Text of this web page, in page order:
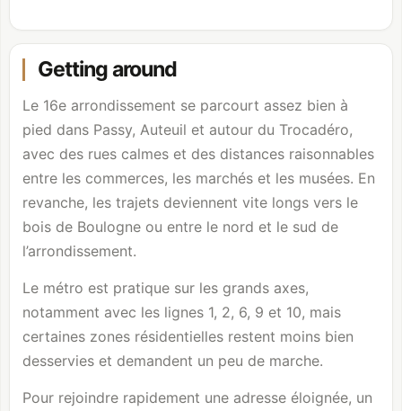
Getting around
Le 16e arrondissement se parcourt assez bien à
pied dans Passy, Auteuil et autour du Trocadéro,
avec des rues calmes et des distances raisonnables
entre les commerces, les marchés et les musées. En
revanche, les trajets deviennent vite longs vers le
bois de Boulogne ou entre le nord et le sud de
l’arrondissement.
Le métro est pratique sur les grands axes,
notamment avec les lignes 1, 2, 6, 9 et 10, mais
certaines zones résidentielles restent moins bien
desservies et demandent un peu de marche.
Pour rejoindre rapidement une adresse éloignée, un